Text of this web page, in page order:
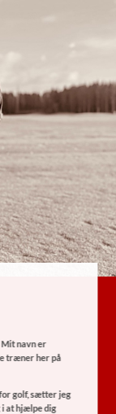
navn er
træner her på
golf, sætter jeg
i at hjælpe dig